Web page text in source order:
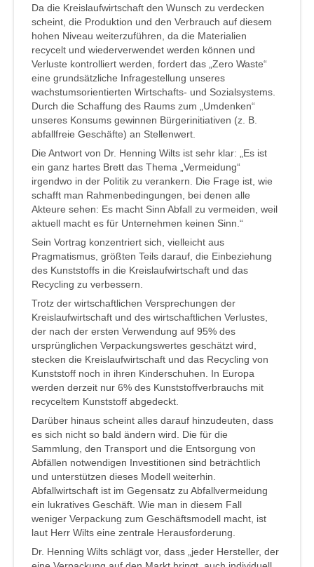
Da die Kreislaufwirtschaft den Wunsch zu verdecken
scheint, die Produktion und den Verbrauch auf diesem
hohen Niveau weiterzuführen, da die Materialien
recycelt und wiederverwendet werden können und
Verluste kontrolliert werden, fordert das „Zero Waste“
eine grundsätzliche Infragestellung unseres
wachstumsorientierten Wirtschafts- und Sozialsystems.
Durch die Schaffung des Raums zum „Umdenken“
unseres Konsums gewinnen Bürgerinitiativen (z. B.
abfallfreie Geschäfte) an Stellenwert.
Die Antwort von Dr. Henning Wilts ist sehr klar: „Es ist
ein ganz hartes Brett das Thema „Vermeidung“
irgendwo in der Politik zu verankern. Die Frage ist, wie
schafft man Rahmenbedingungen, bei denen alle
Akteure sehen: Es macht Sinn Abfall zu vermeiden, weil
aktuell macht es für Unternehmen keinen Sinn.“
Sein Vortrag konzentriert sich, vielleicht aus
Pragmatismus, größten Teils darauf, die Einbeziehung
des Kunststoffs in die Kreislaufwirtschaft und das
Recycling zu verbessern.
Trotz der wirtschaftlichen Versprechungen der
Kreislaufwirtschaft und des wirtschaftlichen Verlustes,
der nach der ersten Verwendung auf 95% des
ursprünglichen Verpackungswertes geschätzt wird,
stecken die Kreislaufwirtschaft und das Recycling von
Kunststoff noch in ihren Kinderschuhen. In Europa
werden derzeit nur 6% des Kunststoffverbrauchs mit
recyceltem Kunststoff abgedeckt.
Darüber hinaus scheint alles darauf hinzudeuten, dass
es sich nicht so bald ändern wird. Die für die
Sammlung, den Transport und die Entsorgung von
Abfällen notwendigen Investitionen sind beträchtlich
und unterstützen dieses Modell weiterhin.
Abfallwirtschaft ist im Gegensatz zu Abfallvermeidung
ein lukratives Geschäft. Wie man in diesem Fall
weniger Verpackung zum Geschäftsmodell macht, ist
laut Herr Wilts eine zentrale Herausforderung.
Dr. Henning Wilts schlägt vor, dass „jeder Hersteller, der